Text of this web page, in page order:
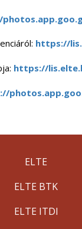
https://
https://
ELTE
ELTE BTK
ELTE ITDI